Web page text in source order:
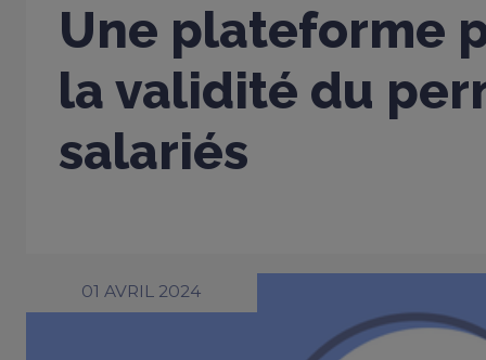
Une plateforme
la validité du
salariés
01 AVRIL 2024